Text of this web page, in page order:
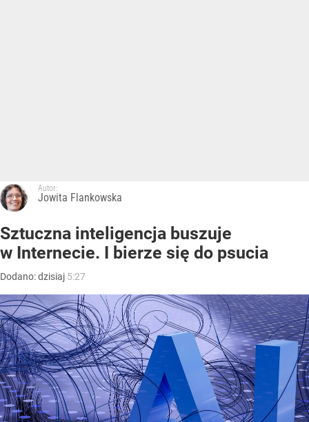
Autor:
Jowita Flankowska
Sztuczna inteligencja buszuje
w Internecie. I bierze się do psucia
Dodano:dzisiaj 5:27